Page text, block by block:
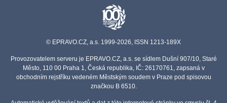
© EPRAVO.CZ, a.s. 1999-2026, ISSN 1213-189X
Provozovatelem serveru je EPRAVO.CZ, a.s. se sídlem Dušní 907/10, Staré
Město, 110 00 Praha 1, Česká republika, IČ: 26170761, zapsaná v
obchodním rejstříku vedeném Městským soudem v Praze pod spisovou
značkou B 6510.